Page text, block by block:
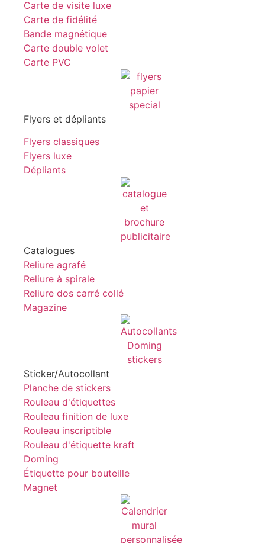
Carte de visite luxe
Carte de fidélité
Bande magnétique
Carte double volet
Carte PVC
Flyers et dépliants
Flyers classiques
Flyers luxe
Dépliants
Catalogues
Reliure agrafé
Reliure à spirale
Reliure dos carré collé
Magazine
Sticker/Autocollant
Planche de stickers
Rouleau d'étiquettes
Rouleau finition de luxe
Rouleau inscriptible
Rouleau d'étiquette kraft
Doming
Étiquette pour bouteille
Magnet